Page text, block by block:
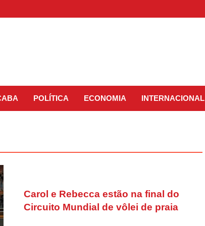
POLÍTICA ECONOMIA INTERNACIONAL
Carol e Rebecca estão na final do
Circuito Mundial de vôlei de praia